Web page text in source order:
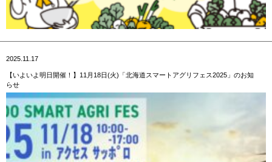
2025.11.17
【いよいよ明日開催！】11月18日(火)「北海道スマートアグリフェス2025」のお知
らせ